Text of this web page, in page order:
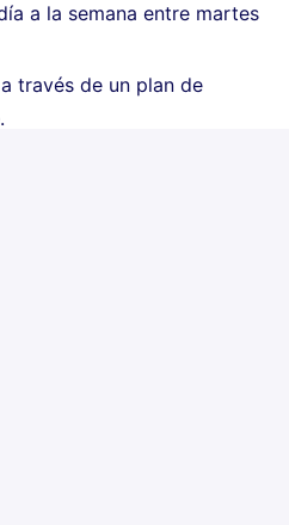
a la semana entre martes
través de un plan de